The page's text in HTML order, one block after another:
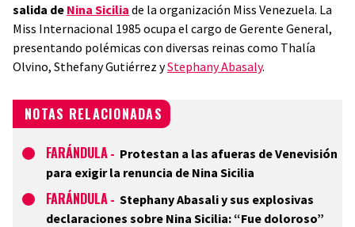
salida de Nina Sicilia de la organización Miss Venezuela. La
Miss Internacional 1985 ocupa el cargo de Gerente General,
presentando polémicas con diversas reinas como Thalía
Olvino, Sthefany Gutiérrez yStephany Abasaly.
NOTAS RELACIONADAS
FARÁNDULA - Protestan a las afueras de Venevisión
para exigir la renuncia de Nina Sicilia
FARÁNDULA - Stephany Abasali y sus explosivas
declaraciones sobre Nina Sicilia: “Fue doloroso”